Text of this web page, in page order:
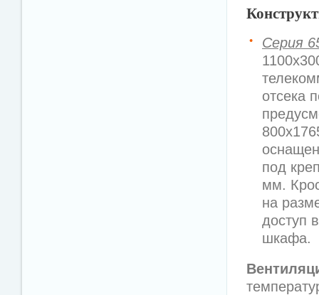
Серия
отсека
под
мм.
на
доступ
шкафа.